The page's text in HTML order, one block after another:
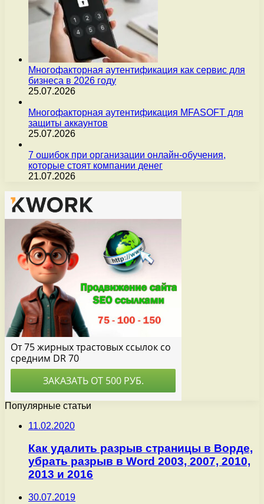
Многофакторная аутентификация как сервис для
бизнеса в 2026 году
25.07.2026
Многофакторная аутентификация MFASOFT для
защиты аккаунтов
25.07.2026
7 ошибок при организации онлайн-обучения,
которые стоят компании денег
21.07.2026
Популярные статьи
11.02.2020
Как удалить разрыв страницы в Ворде,
убрать разрыв в Word 2003, 2007, 2010,
2013 и 2016
30.07.2019